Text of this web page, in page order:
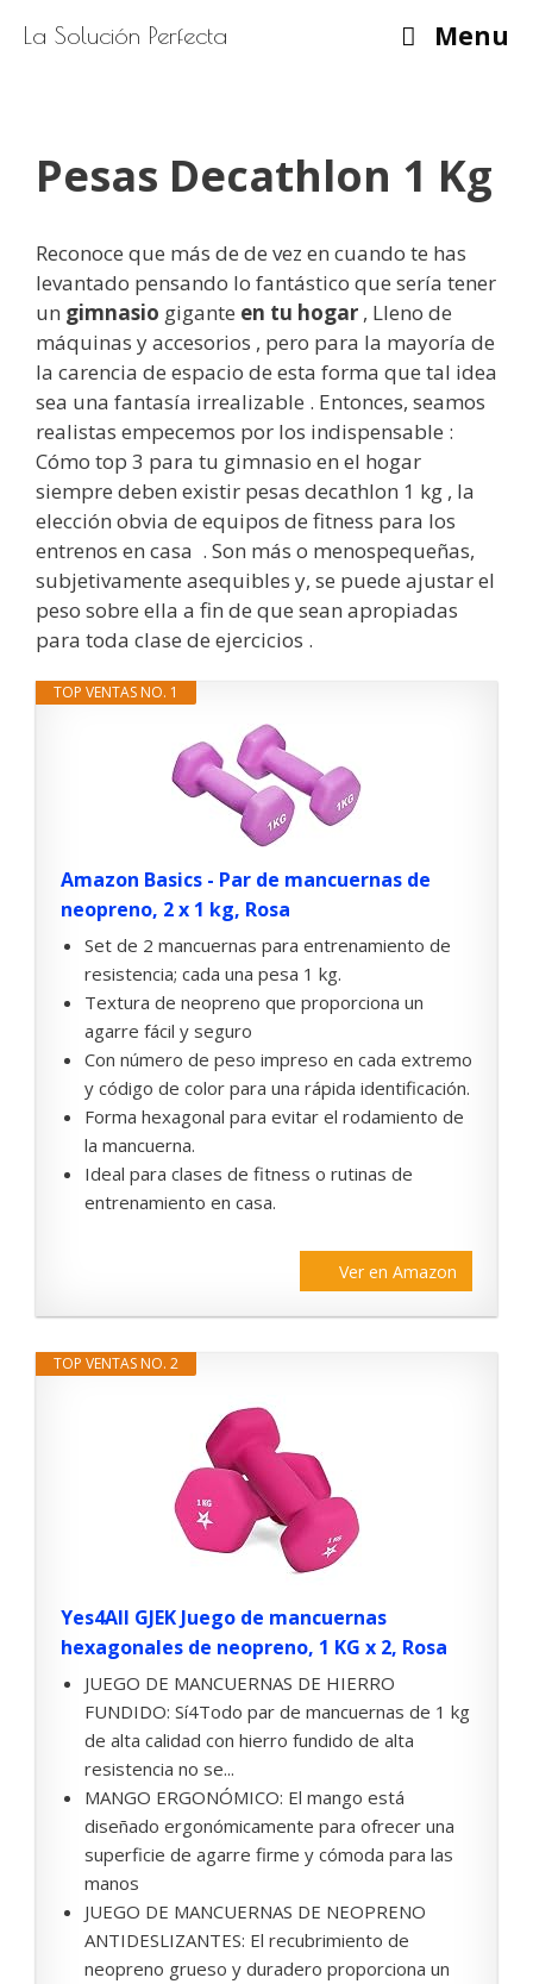
La Solución Perfecta Menu
Pesas Decathlon 1 Kg
Reconoce que más de de vez en cuando te has
levantado pensando lo fantástico que sería tener
un gimnasio gigante en tu hogar , Lleno de
máquinas y accesorios , pero para la mayoría de
la carencia de espacio de esta forma que tal idea
sea una fantasía irrealizable . Entonces, seamos
realistas empecemos por los indispensable :
Cómo top 3 para tu gimnasio en el hogar
siempre deben existir pesas decathlon 1 kg , la
elección obvia de equipos de fitness para los
entrenos en casa . Son más o menospequeñas,
subjetivamente asequibles y, se puede ajustar el
peso sobre ella a fin de que sean apropiadas
para toda clase de ejercicios .
TOP VENTAS NO. 1
Amazon Basics - Par de mancuernas de
neopreno, 2 x 1 kg, Rosa
Set de 2 mancuernas para entrenamiento de
resistencia; cada una pesa 1 kg.
Textura de neopreno que proporciona un
agarre fácil y seguro
Con número de peso impreso en cada extremo
y código de color para una rápida identificación.
Forma hexagonal para evitar el rodamiento de
la mancuerna.
Ideal para clases de fitness o rutinas de
entrenamiento en casa.
Ver en Amazon
TOP VENTAS NO. 2
Yes4All GJEK Juego de mancuernas
hexagonales de neopreno, 1 KG x 2, Rosa
JUEGO DE MANCUERNAS DE HIERRO
FUNDIDO: Sí4Todo par de mancuernas de 1 kg
de alta calidad con hierro fundido de alta
resistencia no se...
MANGO ERGONÓMICO: El mango está
diseñado ergonómicamente para ofrecer una
superficie de agarre firme y cómoda para las
manos
JUEGO DE MANCUERNAS DE NEOPRENO
ANTIDESLIZANTES: El recubrimiento de
neopreno grueso y duradero proporciona un